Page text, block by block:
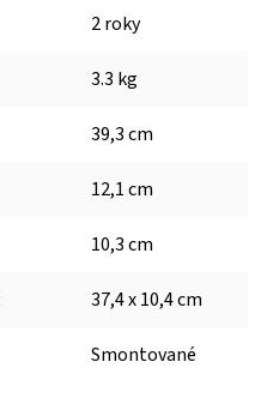
2 roky
3.3 kg
39,3 cm
12,1 cm
10,3 cm
37,4 x 10,4 cm
Smontované